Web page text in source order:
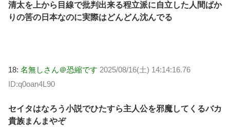
清太を上から目線で批判出来る程立派に自立した人間ばか
りの筈の日本なのに実際はどんどん沈んでる
18: 名無しさん＠恐縮です 2025/08/16(土) 14:14:16.76
ID:q0oan4L90
セイタはなろう小説でひたすら主人公を邪魔してくるバカ
貴族まんまやぞ